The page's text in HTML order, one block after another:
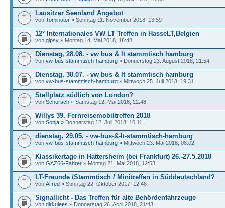
Lausitzer Seenland Angebot
von Tominator » Sonntag 11. November 2018, 13:59
12° Internationales VW LT Treffen in HasseLT,Belgien
von gipsy » Montag 14. Mai 2018, 16:48
Dienstag, 28.08. - vw bus & lt stammtisch hamburg
von vw-bus-stammtisch-hamburg » Donnerstag 23. August 2018, 21:54
Dienstag, 30.07. - vw bus & lt stammtisch hamburg
von vw-bus-stammtisch-hamburg » Mittwoch 25. Juli 2018, 19:31
Stellplatz südlich von London?
von Schorsch » Samstag 12. Mai 2018, 22:48
Willys 39. Fernreisemobiltreffen 2018
von Sonja » Donnerstag 12. Juli 2018, 10:11
dienstag, 29.05. - vw-bus-&-lt-stammtisch-hamburg
von vw-bus-stammtisch-hamburg » Mittwoch 23. Mai 2018, 08:02
Klassikertage in Hattersheim (bei Frankfurt) 26.-27.5.2018
von GAZ66-Fahrer » Montag 21. Mai 2018, 12:53
LT-Freunde /Stammtisch / Minitreffen in Süddeutschland?
von Alfred » Sonntag 22. Oktober 2017, 12:46
Signallicht - Das Treffen für alte Behördenfahrzeuge
von dirkulees » Donnerstag 26. April 2018, 21:43